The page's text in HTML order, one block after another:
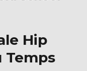
Hip
Temps